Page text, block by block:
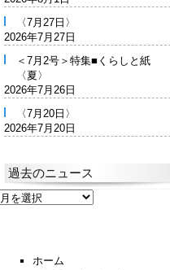
〈7月27日〉
2026年7月27日
＜7月2号＞特集■くらしと紙
〈夏〉
2026年7月26日
〈7月20日〉
2026年7月20日
過去のニュース
過
ホーム